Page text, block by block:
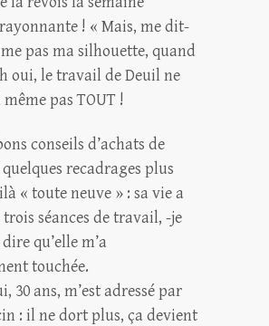
! « Mais, me dit-
pas ma silhouette, quand
oui, le travail de Deuil ne
pas TOUT !
conseils d’achats de
recadrages plus
« toute neuve » : sa vie a
séances de travail, -je
qu’elle m’a
touchée.
30 ans, m’est adressé par
: il ne dort plus, ça devient